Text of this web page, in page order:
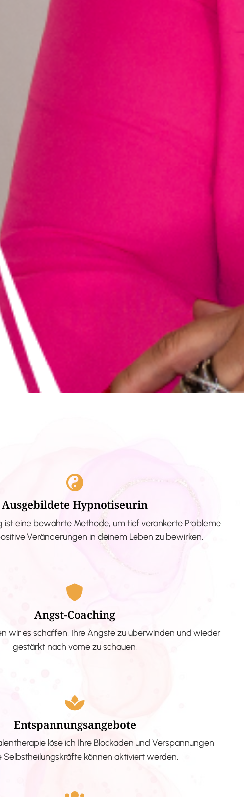
Ausgebildete Hypnotiseurin
ist eine bewährte Methode, um tief verankerte Probleme
Veränderungen in deinem Leben zu bewirken.
Angst-Coaching
wir es schaffen, Ihre Ängste zu überwinden und wieder
gestärkt nach vorne zu schauen!
Entspannungsangebote
löse ich Ihre Blockaden und Verspannungen
Selbstheilungskräfte können aktiviert werden.